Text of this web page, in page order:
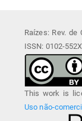
Raízes: Rev. de
ISSN: 0102-
This work is
Uso não-